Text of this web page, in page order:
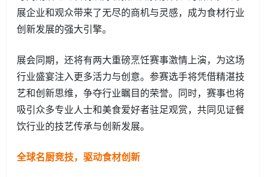
展企业和观众带来了无尽的商机与灵感，成为食材行业
创新发展的强大引擎。
展会同期，还将有两大重磅烹饪赛事激情上演，为这场
行业盛宴注入更多活力与创意。参赛选手将凭借精湛技
艺和创新思维，争夺行业瞩目的荣誉。同时，赛事也将
吸引众多专业人士和美食爱好者驻足观赏，共同见证餐
饮行业的技艺传承与创新发展。
全球名厨竞技，驱动食材创新